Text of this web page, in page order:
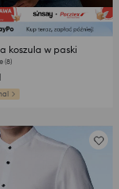
koszula w paski
(8)